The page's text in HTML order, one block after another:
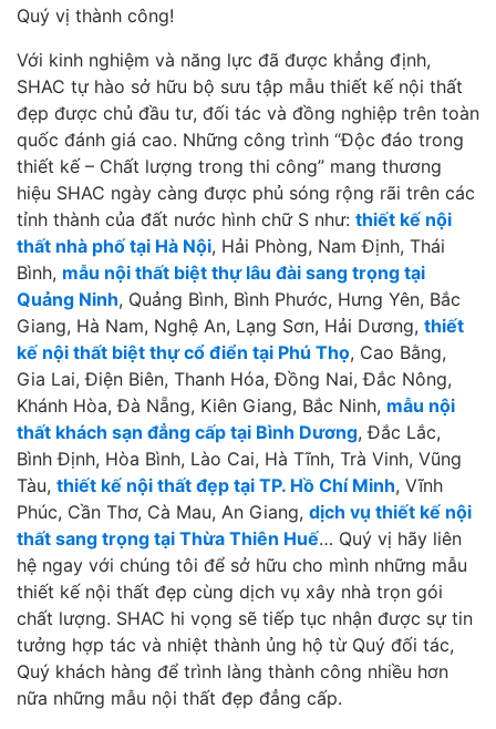
Quý vị thành công!
Với kinh nghiệm và năng lực đã được khẳng định,
SHAC tự hào sở hữu bộ sưu tập mẫu thiết kế nội thất
đẹp được chủ đầu tư, đối tác và đồng nghiệp trên toàn
quốc đánh giá cao. Những công trình “Độc đáo trong
thiết kế – Chất lượng trong thi công” mang thương
hiệu SHAC ngày càng được phủ sóng rộng rãi trên các
tỉnh thành của đất nước hình chữ S như: thiết kế nội
thất nhà phố tại Hà Nội, Hải Phòng, Nam Định, Thái
Bình, mẫu nội thất biệt thự lâu đài sang trọng tại
Quảng Ninh, Quảng Bình, Bình Phước, Hưng Yên, Bắc
Giang, Hà Nam, Nghệ An, Lạng Sơn, Hải Dương, thiết
kế nội thất biệt thự cổ điển tại Phú Thọ, Cao Bằng,
Gia Lai, Điện Biên, Thanh Hóa, Đồng Nai, Đắc Nông,
Khánh Hòa, Đà Nẵng, Kiên Giang, Bắc Ninh, mẫu nội
thất khách sạn đẳng cấp tại Bình Dương, Đắc Lắc,
Bình Định, Hòa Bình, Lào Cai, Hà Tĩnh, Trà Vinh, Vũng
Tàu, thiết kế nội thất đẹp tại TP. Hồ Chí Minh, Vĩnh
Phúc, Cần Thơ, Cà Mau, An Giang, dịch vụ thiết kế nội
thất sang trọng tại Thừa Thiên Huế… Quý vị hãy liên
hệ ngay với chúng tôi để sở hữu cho mình những mẫu
thiết kế nội thất đẹp cùng dịch vụ xây nhà trọn gói
chất lượng. SHAC hi vọng sẽ tiếp tục nhận được sự tin
tưởng hợp tác và nhiệt thành ủng hộ từ Quý đối tác,
Quý khách hàng để trình làng thành công nhiều hơn
nữa những mẫu nội thất đẹp đẳng cấp.